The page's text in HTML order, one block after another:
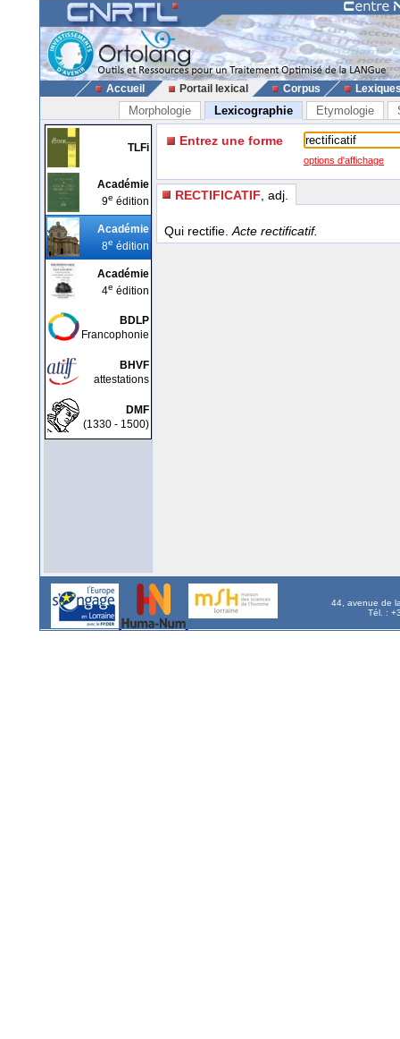
Accueil Portail lexical Corpus
Morphologie Lexicographie Etymologie
TLFi
Académie
9e édition
Académie
8e édition
Académie
4e édition
BDLP
Francophonie
BHVF
attestations
DMF
(1330 - 1500)
Entrez une forme
options d'affichage
RECTIFICATIF , adj.
Qui rectifie.Acte rectificatif.
44, avenue de
Tél. :